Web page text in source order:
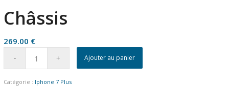
Châssis
269.00 €
Ajouter au panier
Catégorie : Iphone 7 Plus